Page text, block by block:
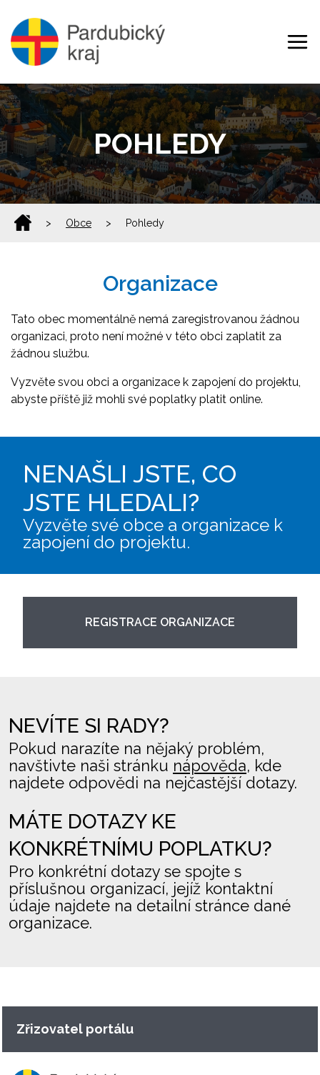
POHLEDY
> Obce > Pohledy
Organizace
Tato obec momentálně nemá zaregistrovanou žádnou
organizaci, proto není možné v této obci zaplatit za
žádnou službu.
Vyzvěte svou obci a organizace k zapojení do projektu,
abyste příště již mohli své poplatky platit online.
NENAŠLI JSTE, CO
JSTE HLEDALI?
Vyzvěte své obce a organizace k
zapojení do projektu.
REGISTRACE ORGANIZACE
NEVÍTE SI RADY?
Pokud narazíte na nějaký problém,
navštivte naši stránku nápověda, kde
najdete odpovědi na nejčastější dotazy.
MÁTE DOTAZY KE
KONKRÉTNÍMU POPLATKU?
Pro konkrétní dotazy se spojte s
příslušnou organizací, jejíž kontaktní
údaje najdete na detailní stránce dané
organizace.
Zřizovatel portálu